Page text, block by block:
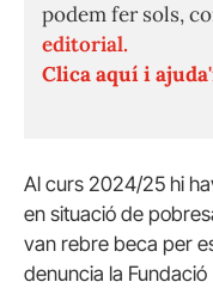
podem fer sols,
editorial.
Clica aquí i
Al curs 2024/25 hi
en situació de
van rebre beca per
denuncia la